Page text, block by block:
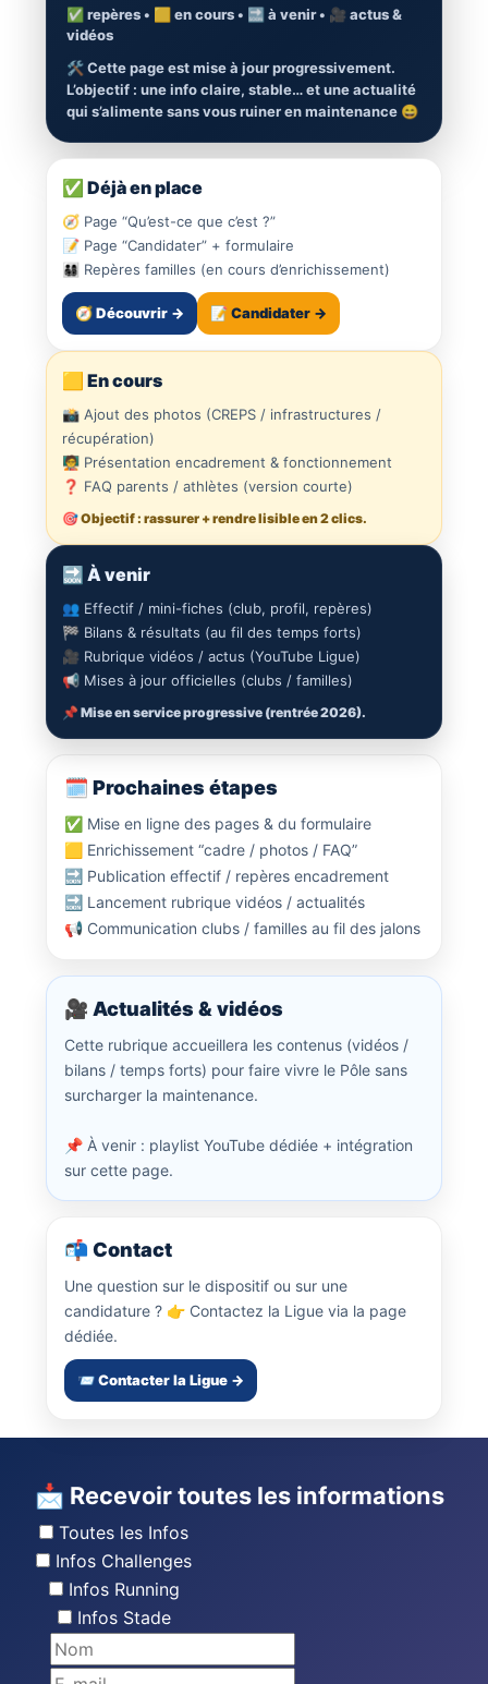
✅ repères • 🟨 en cours • 🔜 à venir • 🎥 actus &
vidéos
🛠️ Cette page est mise à jour progressivement.
L’objectif : une info claire, stable… et une actualité
qui s’alimente sans vous ruiner en maintenance 😄
✅ Déjà en place
🧭 Page “Qu’est-ce que c’est ?”
📝 Page “Candidater” + formulaire
👨‍👩‍👧‍👦 Repères familles (en cours d’enrichissement)
🧭 Découvrir → 📝 Candidater →
🟨 En cours
📸 Ajout des photos (CREPS / infrastructures /
récupération)
🧑‍🏫 Présentation encadrement & fonctionnement
❓ FAQ parents / athlètes (version courte)
🎯 Objectif : rassurer + rendre lisible en 2 clics.
🔜 À venir
👥 Effectif / mini-fiches (club, profil, repères)
🏁 Bilans & résultats (au fil des temps forts)
🎥 Rubrique vidéos / actus (YouTube Ligue)
📢 Mises à jour officielles (clubs / familles)
📌 Mise en service progressive (rentrée 2026).
🗓️ Prochaines étapes
✅ Mise en ligne des pages & du formulaire
🟨 Enrichissement “cadre / photos / FAQ”
🔜 Publication effectif / repères encadrement
🔜 Lancement rubrique vidéos / actualités
📢 Communication clubs / familles au fil des jalons
🎥 Actualités & vidéos
Cette rubrique accueillera les contenus (vidéos /
bilans / temps forts) pour faire vivre le Pôle sans
surcharger la maintenance.
📌 À venir : playlist YouTube dédiée + intégration
sur cette page.
📬 Contact
Une question sur le dispositif ou sur une
candidature ? 👉 Contactez la Ligue via la page
dédiée.
📨 Contacter la Ligue →
📩 Recevoir toutes les informations
Toutes les Infos
Infos Challenges
Infos Running
Infos Stade